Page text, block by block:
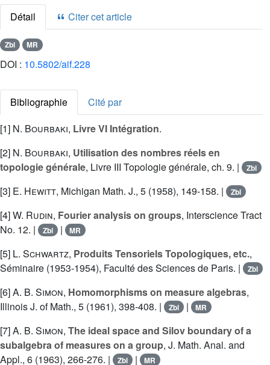
Détail Citer cet article
Zbl MR
DOI : 10.5802/aif.228
Bibliographie
Cité par
[1] N. Bourbaki, Livre VI Intégration.
[2] N. Bourbaki, Utilisation des nombres réels en
topologie générale, Livre III Topologie générale, ch. 9. | Zbl
[3] E. Hewitt, Michigan Math. J., 5 (1958), 149-158. | Zbl
[4]W. Rudin, Fourier analysis on groups, Interscience Tract
No. 12. |
Zbl | MR
[5] L. Schwartz, Produits Tensoriels Topologiques, etc.,
Séminaire (1953-1954), Faculté des Sciences de Paris. |
Zbl
[6]A. B. Simon, Homomorphisms on measure algebras,
Illinois J. of Math., 5 (1961), 398-408. |
Zbl | MR
[7]A. B. Simon, The ideal space and Silov boundary of a
subalgebra of measures on a group, J. Math. Anal. and
Appl., 6 (1963), 266-276. |
Zbl | MR